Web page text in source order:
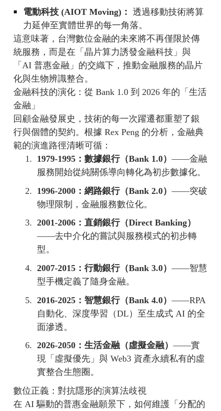
電動科技 (AIOT Moving)： 透過移動技術將算
力延伸至實體世界的每一角落。
這意味著，台灣數位金融的未來將不再僅限於傳
統服務，而是在「晶片算力誘發金融科技」與
「AI 普惠金融」的交織下，推動金融服務的晶片
化與生物辨識整合。
金融科技的演化：從 Bank 1.0 到 2026 年的「生活
金融」
回顧金融發展史，技術的每一次躍遷都重塑了銀
行與個體的契約。根據 Rex Peng 的分析，金融典
範的演進路徑清晰可循：
1. 1979-1995：數據銀行（Bank 1.0）——金融
服務開始從純關係導向轉化為初步數據化。
2. 1996-2000：網路銀行（Bank 2.0）——突破
物理限制，金融服務數位化。
3. 2001-2006：直銷銀行（Direct Banking）
——去中介化的嘗試與服務模式的初步轉
型。
4. 2007-2015：行動銀行（Bank 3.0）——智慧
型手機定義了隨身金融。
5. 2016-2025：智慧銀行（Bank 4.0）——RPA
自動化、深度學習（DL）至生成式 AI 的全
面滲透。
6. 2026-2050：生活金融（虛擬金融）——實
現「虛擬優先」與 Web3 資產永續私有的虛
實整合生態圈。
數位正義：對抗隱形的演算法歧視
在 AI 驅動的普惠金融願景下，如何維護「分配的